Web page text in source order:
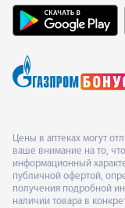
Цены в аптеках могут
ваше внимание на то,
информационный
публичной офертой,
получения подробной
наличии товара в